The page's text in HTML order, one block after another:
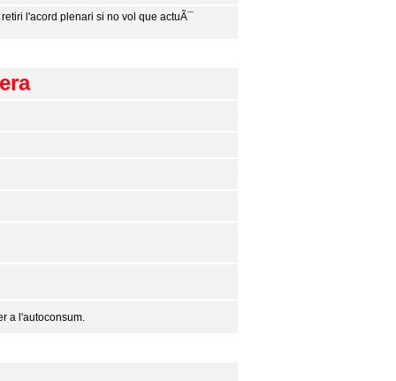
l'acord plenari si no vol que actuÃ¯
a l'autoconsum.